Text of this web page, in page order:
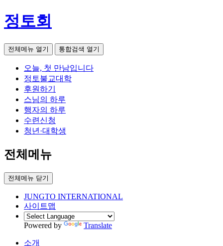
정토회
전체메뉴 열기 통합검색 열기
오늘, 첫 만남입니다
정토불교대학
후원하기
스님의 하루
행자의 하루
수련신청
청년·대학생
전체메뉴
전체메뉴 닫기
JUNGTO INTERNATIONAL
사이트맵
Powered by Translate
소개